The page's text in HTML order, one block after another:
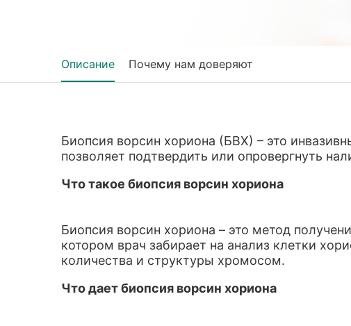
Описание Почему нам доверяют
Биопсия ворсин хориона (БВХ) – это
позволяет подтвердить или опровергнуть
Что такое биопсия ворсин хориона
Биопсия ворсин хориона – это метод
котором врач забирает на анализ клетки
количества и структуры хромосом.
Что дает биопсия ворсин хориона